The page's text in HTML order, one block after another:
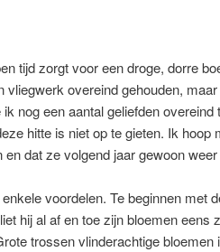
tijd zorgt voor een droge, dorre
vliegwerk overeind gehouden,
nog een aantal geliefden
hitte is niet op te gieten. Ik hoop
en dat ze volgend jaar gewoon
voordelen. Te beginnen met
liet hij al af en toe zijn bloemen
trossen vlinderachtige